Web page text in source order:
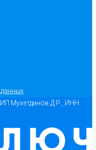
Мухетдинов Д.Р., ИНН